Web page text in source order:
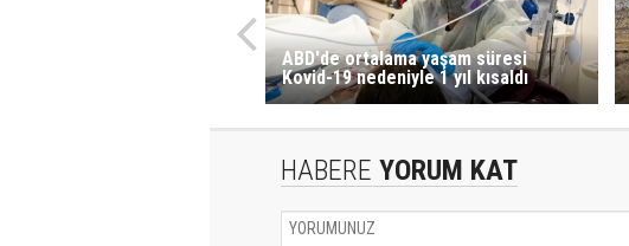
ABD'de ortalama yaşam süresi
Kovid-19 nedeniyle 1 yıl kısaldı
HABERE YORUM KAT